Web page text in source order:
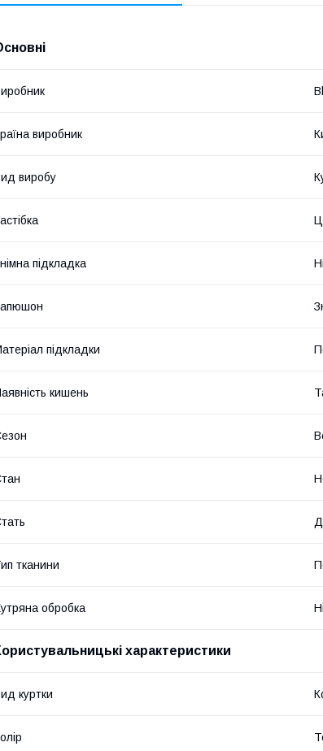
виробник
виробу
підкладка Ні
підкладки
кишень
тканини
обробка Ні
характеристики
куртки